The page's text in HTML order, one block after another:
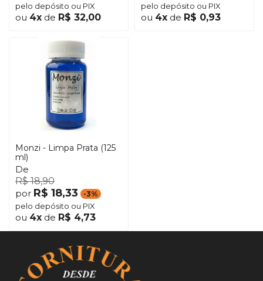
pelo depósito ou PIX
ou 4x de R$ 32,00
pelo depósito ou PIX
ou 4xde R$ 0,93
Monzi - Limpa Prata (125
ml)
De
R$ 18,90
por R$ 18,33 -3%
pelo depósito ou PIX
ou 4x de R$ 4,73